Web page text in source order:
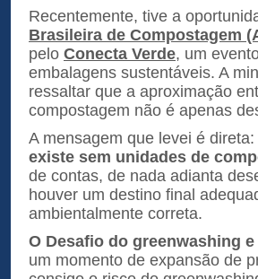
Recentemente, tive a
Brasileira de Compostagem
pelo Conecta Verde, um
embalagens sustentáveis. A
ressaltar que a aproximação
compostagem não é apenas
A mensagem que levei é direta:
existe sem unidades de
de contas, de nada adianta
houver um destino final
ambientalmente correta.
O Desafio do greenwashing
um momento de expansão de